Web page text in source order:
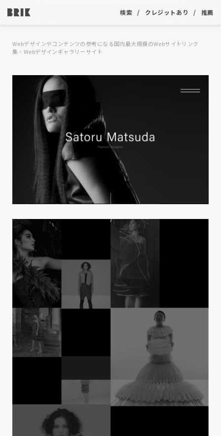
検索 クレジットあり 推薦
Webデザインやコンテンツの参考になる国内最大規模のWebサイトリンク
集・Webデザインギャラリーサイト